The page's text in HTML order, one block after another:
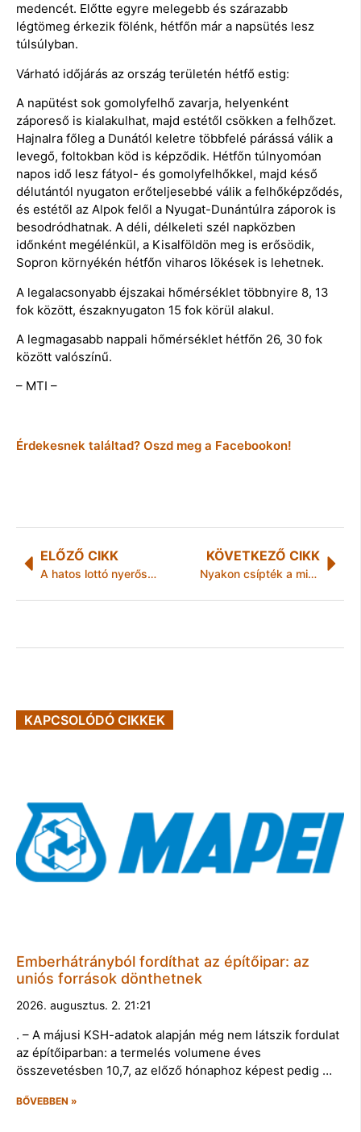
medencét. Előtte egyre melegebb és szárazabb
légtömeg érkezik fölénk, hétfőn már a napsütés lesz
túlsúlyban.
Várható időjárás az ország területén hétfő estig:
A napütést sok gomolyfelhő zavarja, helyenként
záporeső is kialakulhat, majd estétől csökken a felhőzet.
Hajnalra főleg a Dunától keletre többfelé párássá válik a
levegő, foltokban köd is képződik. Hétfőn túlnyomóan
napos idő lesz fátyol- és gomolyfelhőkkel, majd késő
délutántól nyugaton erőteljesebbé válik a felhőképződés,
és estétől az Alpok felől a Nyugat-Dunántúlra záporok is
besodródhatnak. A déli, délkeleti szél napközben
időnként megélénkül, a Kisalföldön meg is erősödik,
Sopron környékén hétfőn viharos lökések is lehetnek.
A legalacsonyabb éjszakai hőmérséklet többnyire 8, 13
fok között, északnyugaton 15 fok körül alakul.
A legmagasabb nappali hőmérséklet hétfőn 26, 30 fok
között valószínű.
– MTI –
Érdekesnek találtad? Oszd meg a Facebookon!
ELŐZŐ CIKK
A hatos lottó nyerőszámai
KÖVETKEZŐ CIKK
Nyakon csípték a miskolci borotvatolvajt
KAPCSOLÓDÓ CIKKEK
Emberhátrányból fordíthat az építőipar: az
uniós források dönthetnek
2026. augusztus. 2. 21:21
. – A májusi KSH-adatok alapján még nem látszik fordulat
az építőiparban: a termelés volumene éves
összevetésben 10,7, az előző hónaphoz képest pedig …
BŐVEBBEN »